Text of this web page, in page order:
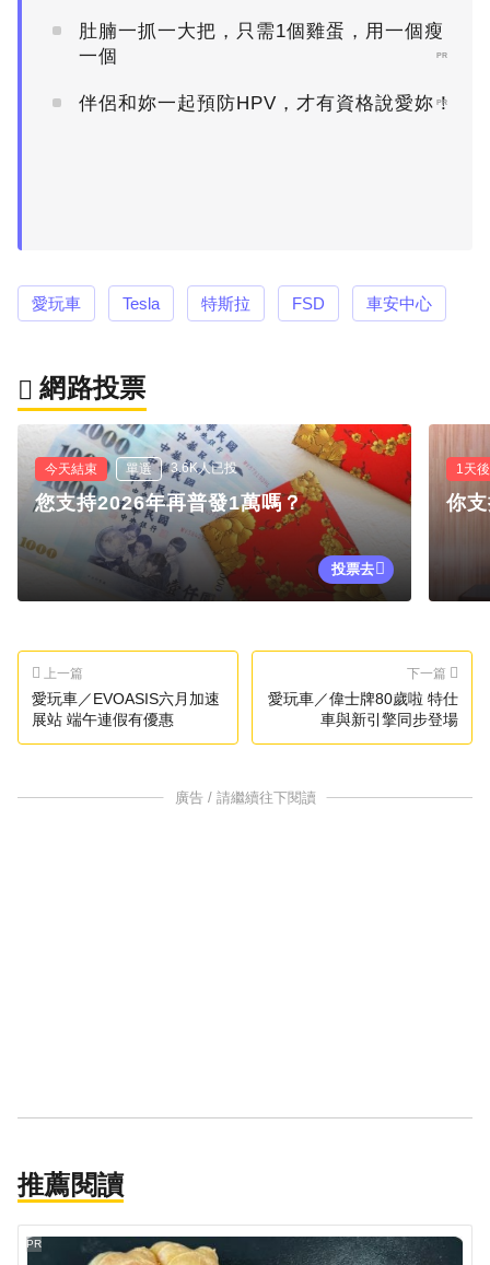
肚腩一抓一大把，只需1個雞蛋，用一個瘦
一個
PR
伴侶和妳一起預防HPV，才有資格說愛妳！
PR
愛玩車 Tesla 特斯拉 FSD 車安中心
網路投票
今天結束 單選 3.6K人已投
您支持2026年再普發1萬嗎？
投票去
1天
你
上一篇
愛玩車／EVOASIS六月加速
展站 端午連假有優惠
下一篇
愛玩車／偉士牌80歲啦 特仕
車與新引擎同步登場
廣告 / 請繼續往下閱讀
推薦閱讀
PR